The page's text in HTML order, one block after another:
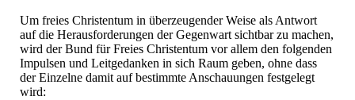
Um freies Christentum in überzeugender Weise als Antwort
auf die Herausforderungen der Gegenwart sichtbar zu machen,
wird der Bund für Freies Christentum vor allem den folgenden
Impulsen und Leitgedanken in sich Raum geben, ohne dass
der Einzelne damit auf bestimmte Anschauungen festgelegt
wird: